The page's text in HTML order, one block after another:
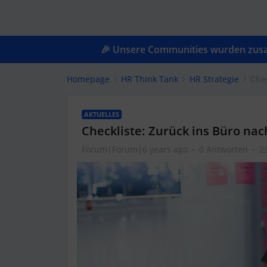
🎉 Unsere Communities wurden
Homepage HR Think Tank HR Strategie
AKTUELLES
Checkliste: Zurück ins Büro
Forum|Forum|6 years ago 0 Antworten